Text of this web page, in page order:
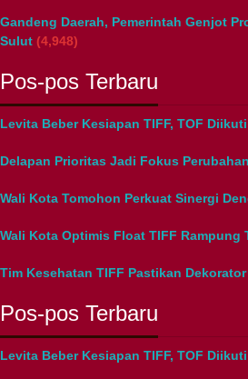
Gandeng Daerah, Pemerintah Genjot
Sulut (4,948)
Pos-pos Terbaru
Levita Beber Kesiapan TIFF, TOF
Delapan Prioritas Jadi Fokus
Wali Kota Tomohon Perkuat Sinergi
Wali Kota Optimis Float TIFF Rampung
Tim Kesehatan TIFF Pastikan
Pos-pos Terbaru
Levita Beber Kesiapan TIFF, TOF